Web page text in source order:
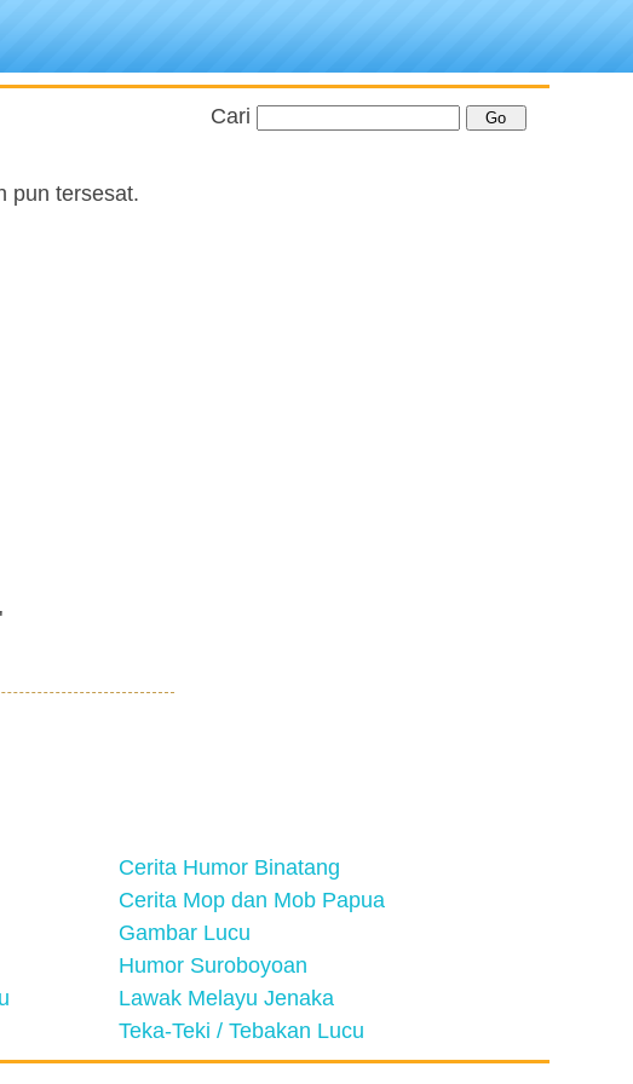
pun tersesat.
Cari
Cerita Humor Binatang
Cerita Mop dan Mob Papua
Gambar Lucu
Humor Suroboyoan
Lawak Melayu Jenaka
Teka-Teki / Tebakan Lucu